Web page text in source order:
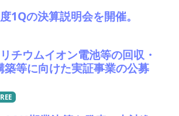
1Qの決算説明会を開催。
ウムイオン電池等の回収・
築等に向けた実証事業の公募